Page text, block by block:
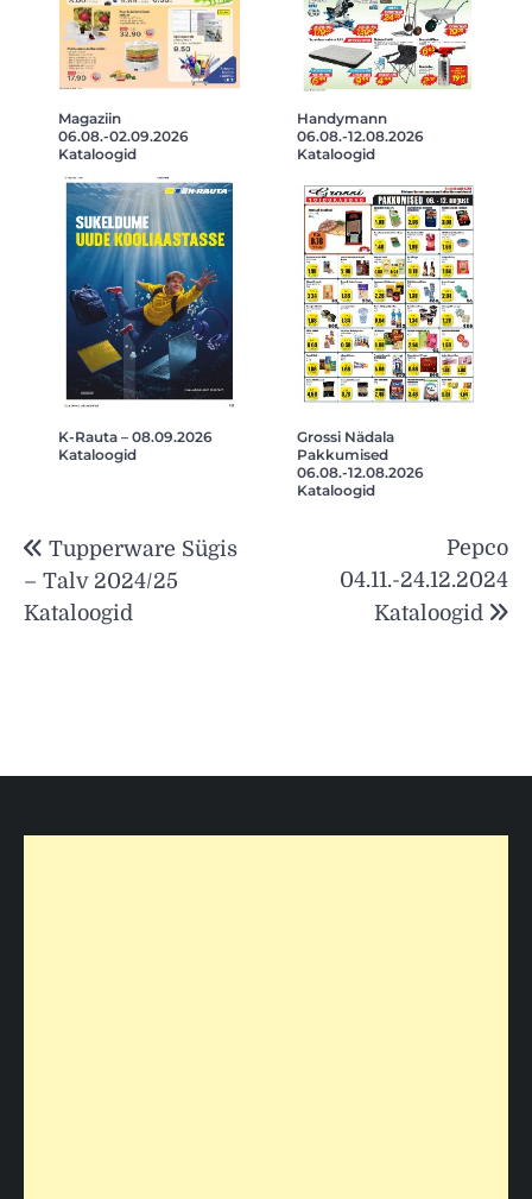
Magaziin
06.08.-02.09.2026
Kataloogid
Handymann
06.08.-12.08.2026
Kataloogid
K-Rauta – 08.09.2026
Kataloogid
Grossi Nädala
Pakkumised
06.08.-12.08.2026
Kataloogid
Tupperware Sügis
– Talv 2024/25
Kataloogid
Pepco
04.11.-24.12.2024
Kataloogid